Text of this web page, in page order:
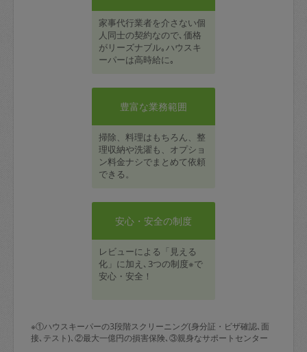
家事代行業者を介さない個
人同士の契約なので､価格
がリーズナブル｡ハウスキ
ーパーは高時給に｡
豊富な業務範囲
掃除、料理はもちろん、整
理収納や洗濯も、オプショ
ン料金ナシでまとめて依頼
できる。
安心・安全の制度
レビューによる「見える
化」に加え､3つの制度※で
安心・安全！
※①ハウスキーパーの3段階スクリーニング(身分証・ビザ確認､面
接､テスト)､②最大一億円の損害保険､③親身なサポートセンター